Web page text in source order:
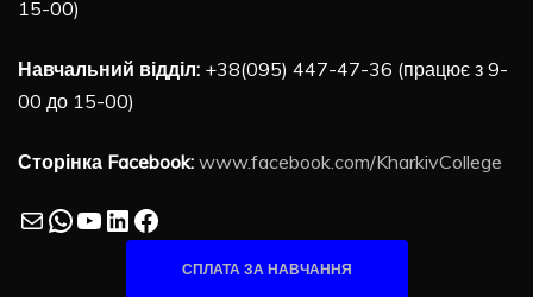
15-00)
Навчальний відділ: +38(095) 447-47-36 (працює з 9-
00 до 15-00)
Сторінка Facebook: www.facebook.com/KharkivCollege
MailWhatsApp
YouTube
LinkedIn
Facebook
СПЛАТА ЗА НАВЧАННЯ